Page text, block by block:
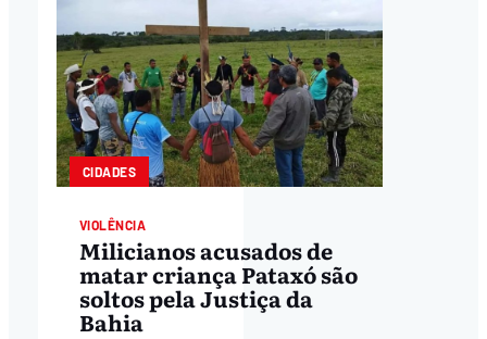
CIDADES
VIOLÊNCIA
Milicianos acusados de
matar criança Pataxó são
soltos pela Justiça da
Bahia